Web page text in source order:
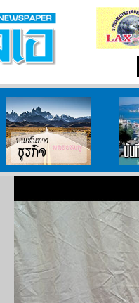
บนเส้นทางธุรกิจ บั